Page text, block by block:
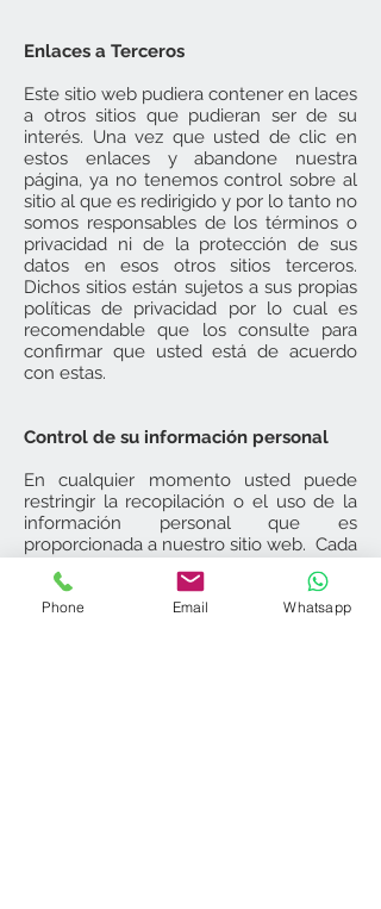
Enlaces a Terceros
Este sitio web pudiera contener en laces
a otros sitios que pudieran ser de su
interés. Una vez que usted de clic en
estos enlaces y abandone nuestra
página, ya no tenemos control sobre al
sitio al que es redirigido y por lo tanto no
somos responsables de los términos o
privacidad ni de la protección de sus
datos en esos otros sitios terceros.
Dichos sitios están sujetos a sus propias
políticas de privacidad por lo cual es
recomendable que los consulte para
confirmar que usted está de acuerdo
con estas.
Control de su información personal
En cualquier momento usted puede
restringir la recopilación o el uso de la
información personal que es
proporcionada a nuestro sitio web. Cada
vez que se le solicite rellenar un
formulario, como el de alta de usuario,
puede marcar o desmarcar la opción de
Phone Email Whatsapp